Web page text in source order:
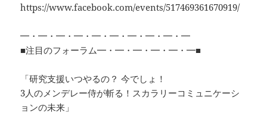
https://www.facebook.com/events/517469361670919/
━・━・━・━・━・━・━・━・━・━
■注目のフォーラム━・━・━・━・━・━■
「研究支援いつやるの？ 今でしょ！
3人のメンデレー侍が斬る！スカラリーコミュニケーシ
ョンの未来」